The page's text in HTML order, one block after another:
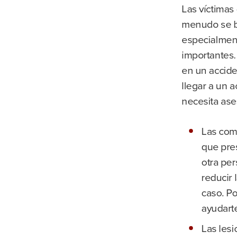
Las
menudo se
en un
llegar a un
necesita
Las
que
otra
reducir
caso.
Las